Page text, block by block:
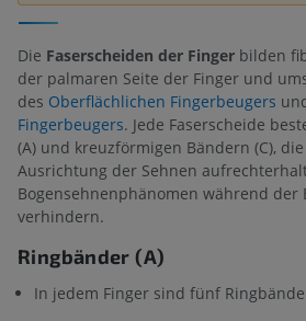
Die Faserscheiden der Finger bilden
der palmaren Seite der Finger und
des Oberflächlichen Fingerbeugers
Fingerbeugers. Jede Faserscheide
(A) und kreuzförmigen Bändern (C),
Ausrichtung der Sehnen
Bogensehnenphänomen während der
verhindern.
Ringbänder (A)
In jedem Finger sind fünf